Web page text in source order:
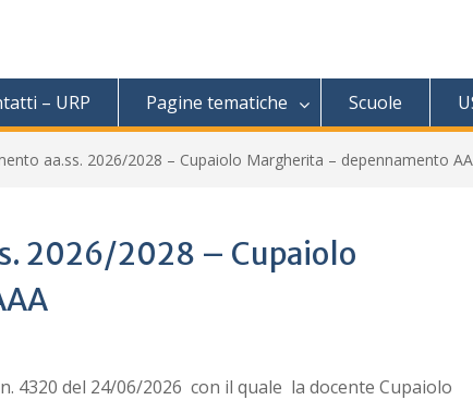
– URP Pagine tematiche Scuole
aa.ss. 2026/2028 – Cupaiolo Margherita – depennamento
2026/2028 – Cupaiolo
del 24/06/2026 con il quale la docente Cupaiolo